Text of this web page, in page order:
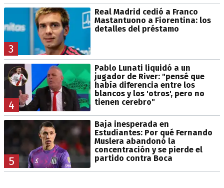
3
Real Madrid cedió a Franco
Mastantuono a Fiorentina: los
detalles del préstamo
4
Pablo Lunati liquidó a un
jugador de River: "pensé que
había diferencia entre los
blancos y los 'otros', pero no
tienen cerebro"
5
Baja inesperada en
Estudiantes: Por qué Fernando
Muslera abandonó la
concentración y se pierde el
partido contra Boca